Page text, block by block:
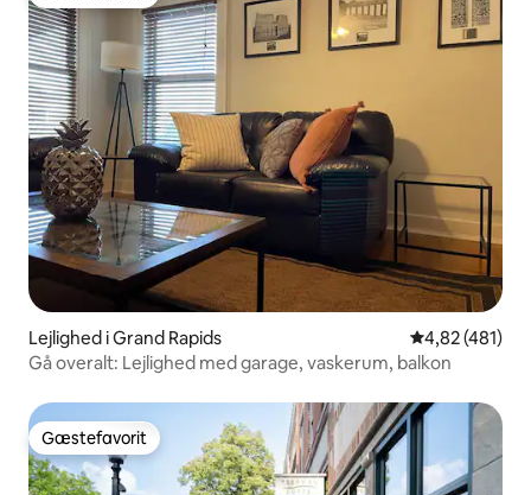
Lejlighed i Grand Rapids 4,82 ud af 5 i
4,82 (481)
Gå overalt: Lejlighed med garage, vaskerum, balkon
Gæstefavorit
Gæstefavorit